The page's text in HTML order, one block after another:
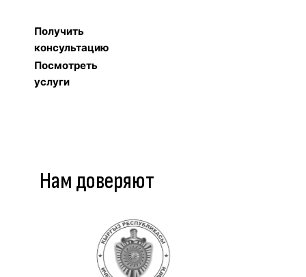
Получить
консультацию
Посмотреть
услуги
Нам доверяют